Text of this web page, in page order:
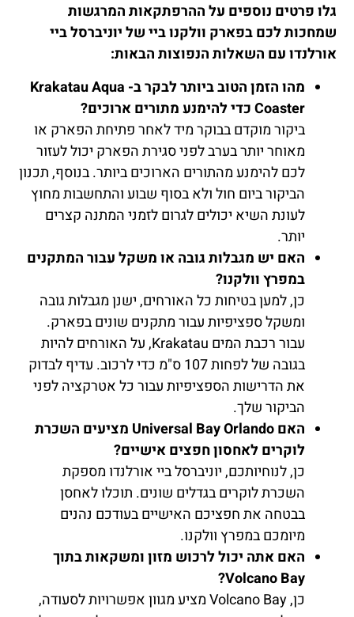
גלו פרטים נוספים על ההרפתקאות המרגשות
שמחכות לכם בפארק וולקנו ביי של יוניברסל ביי
אורלנדו עם השאלות הנפוצות הבאות:
מהו הזמן הטוב ביותר לבקר ב- Krakatau Aqua
Coaster כדי להימנע מתורים ארוכים?
ביקור מוקדם בבוקר מיד לאחר פתיחת הפארק או
מאוחר יותר בערב לפני סגירת הפארק יכול לעזור
לכם להימנע מהתורים הארוכים ביותר. בנוסף, תכנון
הביקור ביום חול ולא בסוף שבוע והתחשבות מחוץ
לעונת השיא יכולים לגרום לזמני המתנה קצרים
יותר.
האם יש מגבלות גובה או משקל עבור המתקנים
במפרץ וולקנו?
כן, למען בטיחות כל האורחים, ישנן מגבלות גובה
ומשקל ספציפיות עבור מתקנים שונים בפארק.
עבור רכבת המים Krakatau, על האורחים להיות
בגובה של לפחות 107 ס"מ כדי לרכוב. עדיף לבדוק
את הדרישות הספציפיות עבור כל אטרקציה לפני
הביקור שלך.
האם Universal Bay Orlando מציעים השכרת
לוקרים לאחסון חפצים אישיים?
כן, לנוחיותכם, יוניברסל ביי אורלנדו מספקת
השכרת לוקרים בגדלים שונים. תוכלו לאחסן
בבטחה את חפציכם האישיים בעודכם נהנים
מיומכם במפרץ וולקנו.
האם אתה יכול לרכוש מזון ומשקאות בתוך
Volcano Bay?
כן, Volcano Bay מציע מגוון אפשרויות לסעודה,